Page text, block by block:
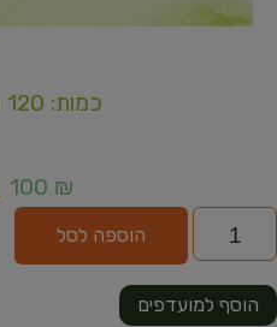
כמות: 120
100 ₪
הוספה לסל
הוסף למועדפים